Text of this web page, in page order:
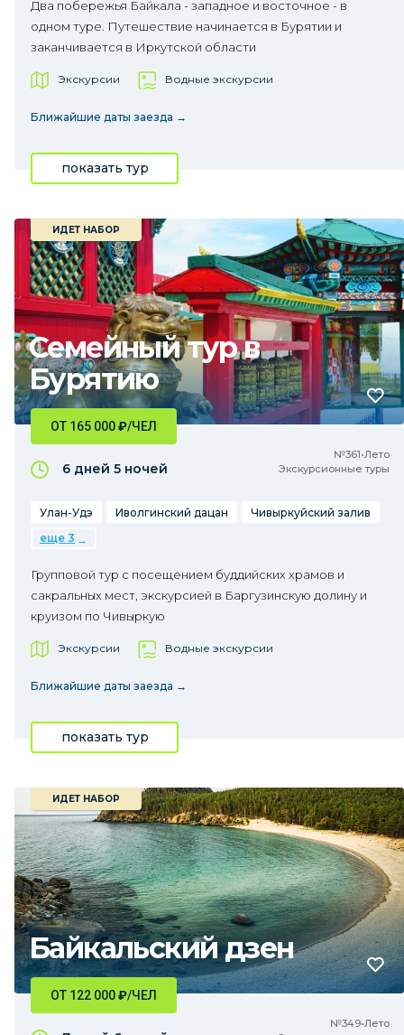
Два побережья Байкала - западное и восточное - в
одном туре. Путешествие начинается в Бурятии и
заканчивается в Иркутской области
Экскурсии Водные экскурсии
Ближайшие даты заезда →
показать тур
Семейный тур в
Бурятию
ИДЕТ НАБОР
№361•Лето
Экскурсионные туры
ОТ 165 000₽/ЧЕЛ
6 дней 5 ночей
Улан-Удэ Иволгинский дацан
Чивыркуйский залив
еще 3
Групповой тур с посещением буддийских храмов и
сакральных мест, экскурсией в Баргузинскую долину и
круизом по Чивыркую
Экскурсии Водные экскурсии
Ближайшие даты заезда →
показать тур
Байкальский дзен
ИДЕТ НАБОР
№349•Лето
ОТ 122 000₽/ЧЕЛ